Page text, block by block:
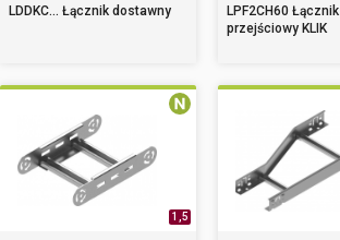
LDDKC... Łącznik dostawny
LPF2CH60 Łącznik
przejściowy KLIK
1,5